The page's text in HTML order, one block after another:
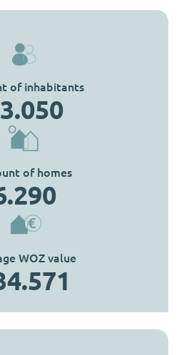
of inhabitants
of homes
WOZ value